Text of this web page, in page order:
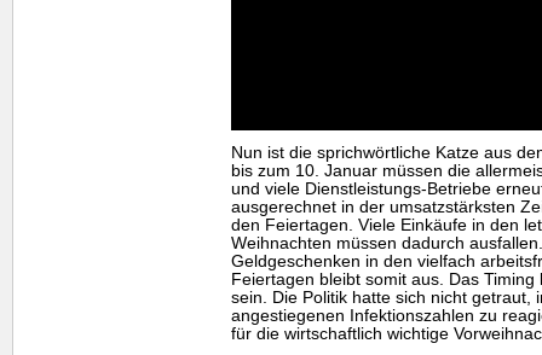
Nun ist die sprichwörtliche Katze aus
bis zum 10. Januar müssen die
und viele Dienstleistungs-Betriebe
ausgerechnet in der umsatzstärksten
den Feiertagen. Viele Einkäufe in den
Weihnachten müssen dadurch
Geldgeschenken in den vielfach
Feiertagen bleibt somit aus. Das
sein. Die Politik hatte sich nicht getraut,
angestiegenen Infektionszahlen zu
für die wirtschaftlich wichtige